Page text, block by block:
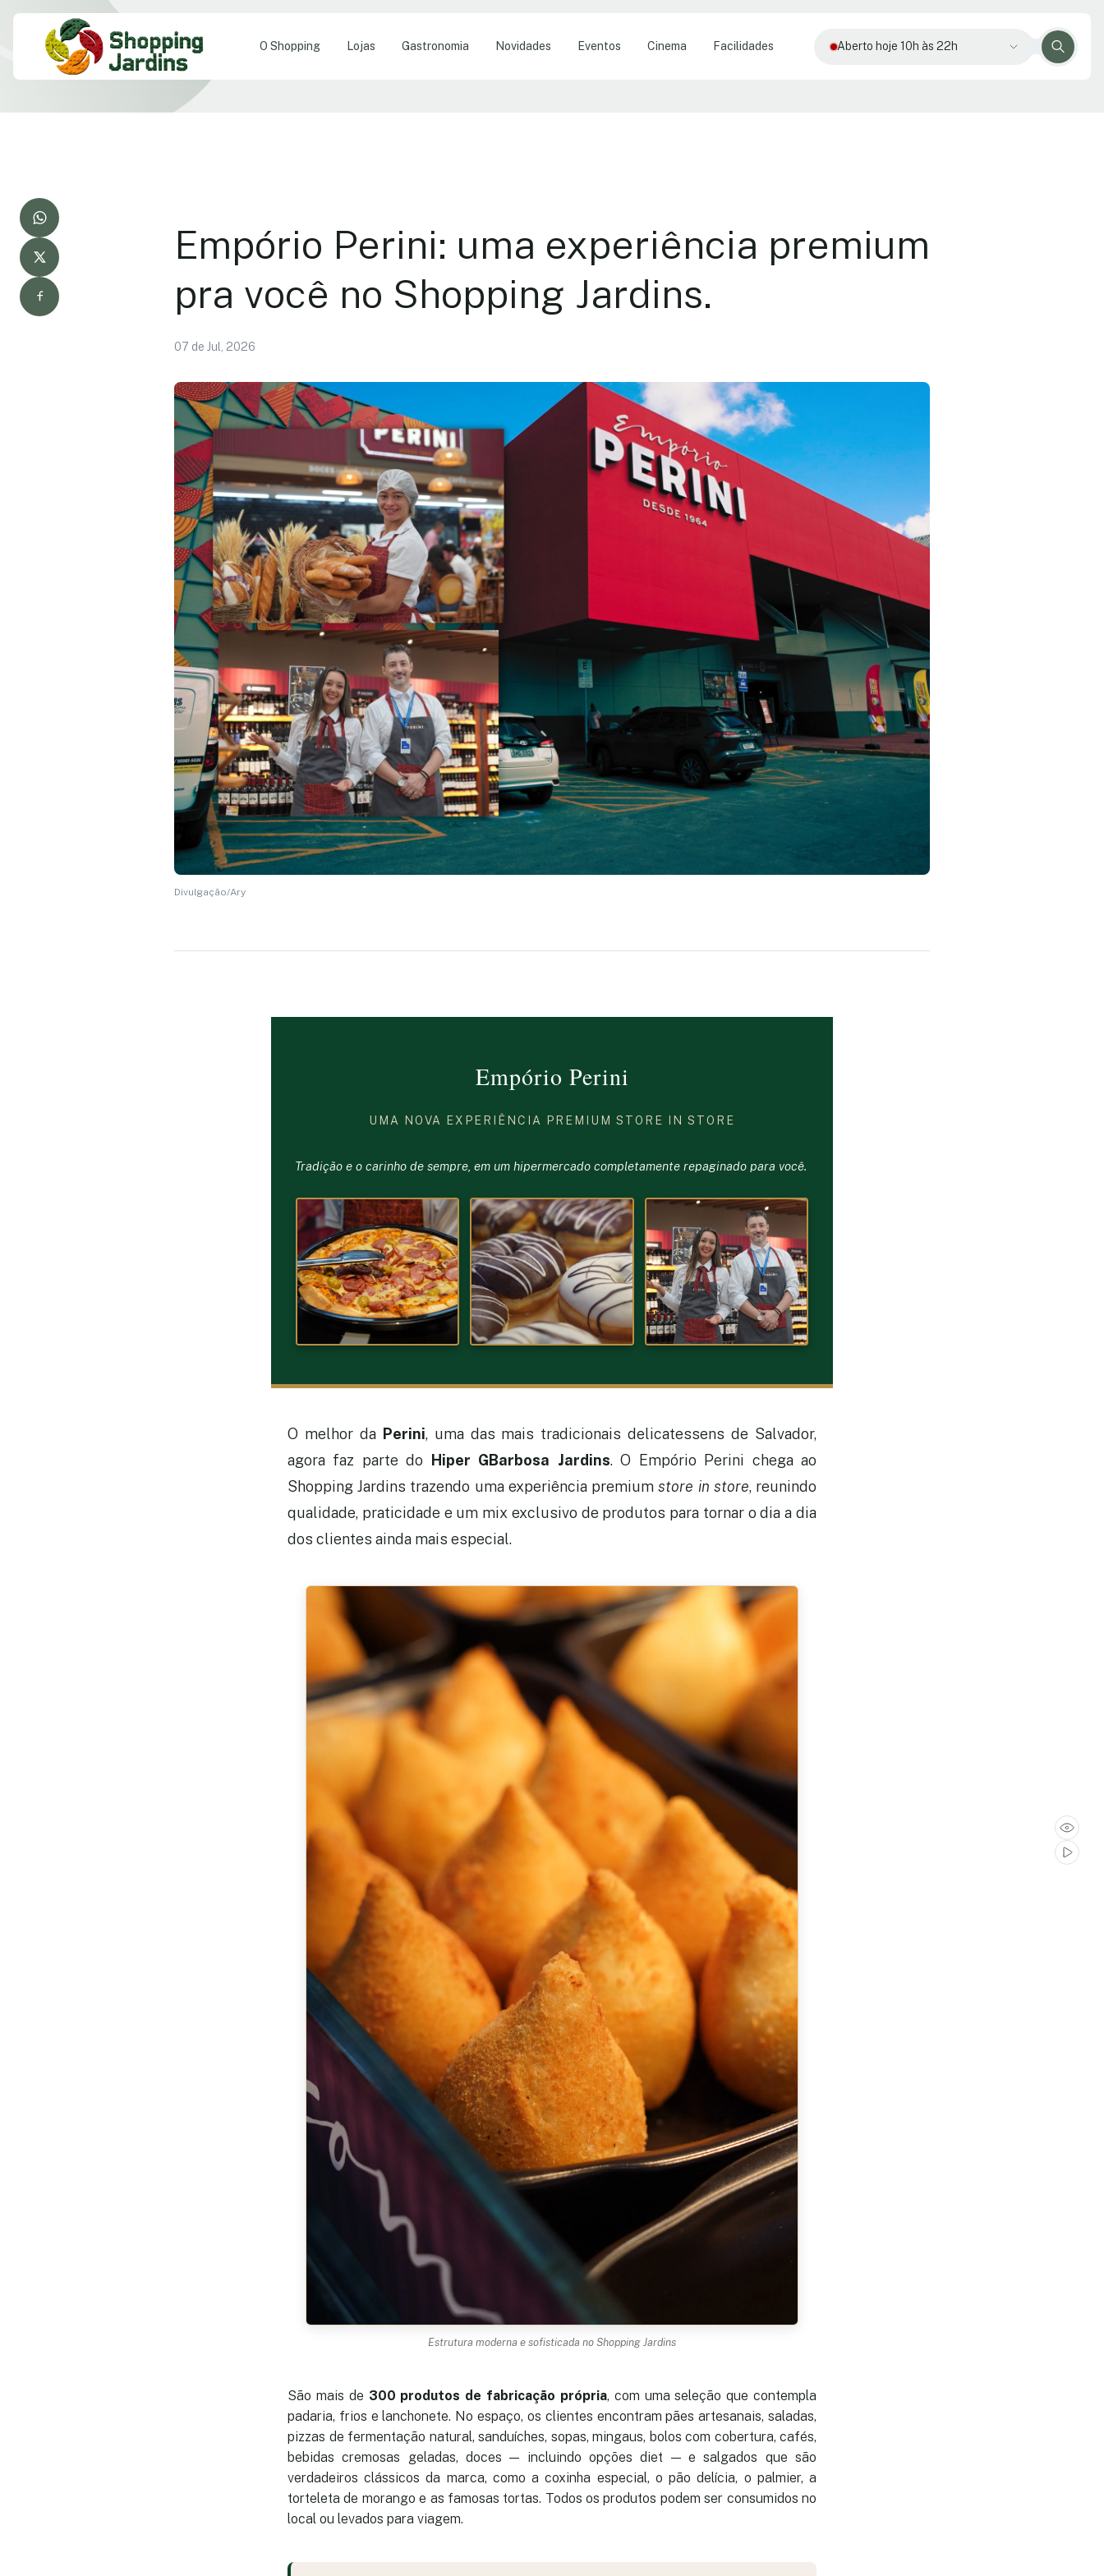
O Shopping Lojas Gastronomia Novidades Eventos Cinema Facilidades Aberto hoje 10h às 22h
Empório Perini: uma experiência premium
pra você no Shopping Jardins.
07 de Jul, 2026
Divulgação/Ary
Empório Perini
UMA NOVA EXPERIÊNCIA PREMIUM STORE IN STORE
Tradição e o carinho de sempre, em um hipermercado completamente repaginado para você.
O melhor da Perini, uma das mais tradicionais delicatessens de Salvador,
agora faz parte do
Hiper GBarbosa Jardins. O Empório Perini chega ao
Shopping Jardins trazendo uma experiência premiumstore in store, reunindo
qualidade, praticidade e um mix exclusivo de produtos para tornar o dia a dia
dos clientes ainda mais especial.
Estrutura moderna e sofisticada no Shopping Jardins
São mais de 300 produtos de fabricação própria, com uma seleção que contempla
padaria, frios e lanchonete. No espaço, os clientes encontram pães artesanais, saladas,
pizzas de fermentação natural, sanduíches, sopas, mingaus, bolos com cobertura, cafés,
bebidas cremosas geladas, doces — incluindo opções diet — e salgados que são
verdadeiros clássicos da marca, como a coxinha especial, o pão delícia, o palmier, a
torteleta de morango e as famosas tortas. Todos os produtos podem ser consumidos no
local ou levados para viagem.